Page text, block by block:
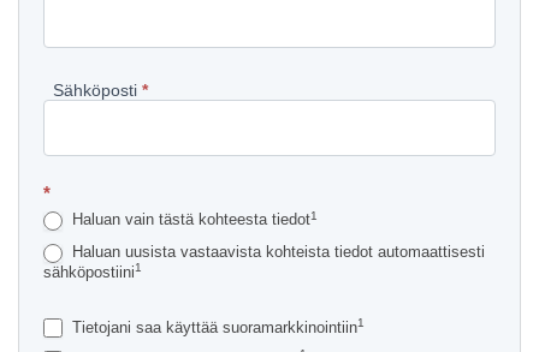
Sähköposti *
*
Haluan vain tästä kohteesta tiedot1
Haluan uusista vastaavista kohteista tiedot automaattisesti
sähköpostiini1
Tietojani saa käyttää suoramarkkinointiin1